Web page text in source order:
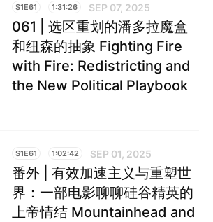
S1E61 1:31:26 SEP 07, 2025
061 | 选区重划的潘多拉魔盒
和纽森的抽象 Fighting Fire
with Fire: Redistricting and
the New Political Playbook
S1E61 1:02:42 SEP 01, 2025
番外 | 有效加速主义与重塑世
界：一部电影聊聊硅谷精英的
上帝情结 Mountainhead and